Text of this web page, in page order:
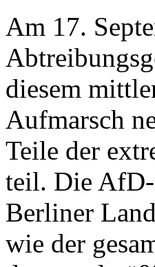
Am 17.
diesem
Aufmarsch
Teile der
teil. Die AfD-
Berliner
wie der